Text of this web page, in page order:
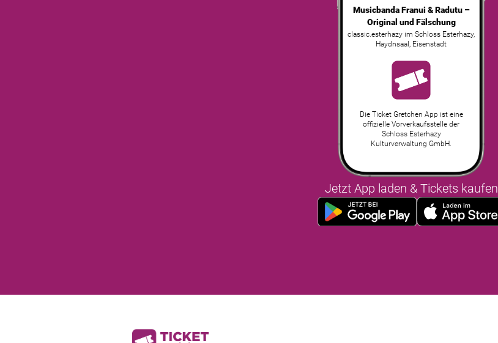
Musicbanda Franui & Radutu –
Original und Fälschung
classic.esterhazy im Schloss Esterhazy,
Haydnsaal , Eisenstadt
Die Ticket Gretchen App ist eine
offizielle Vorverkaufsstelle der
Schloss Esterhazy
Kulturverwaltung GmbH.
Jetzt App laden & Tickets kaufen